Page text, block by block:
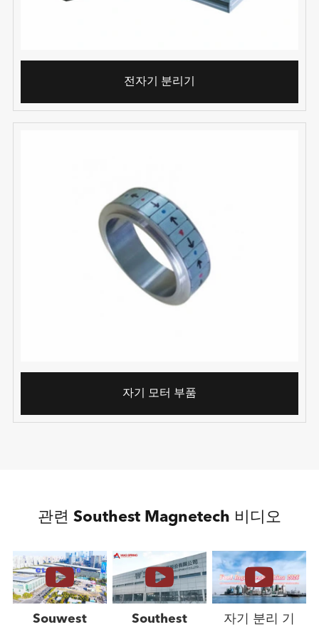
전자기 분리기
자기 모터 부품
관련 Southest Magnetech 비디오
Souwest
Southest
자기 분리 기